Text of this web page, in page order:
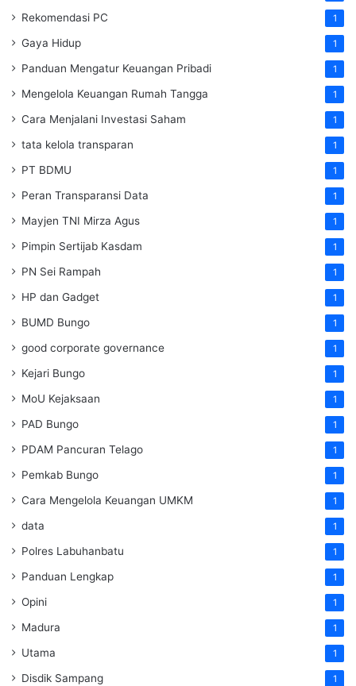
Rekomendasi PC 1
Gaya Hidup 1
Panduan Mengatur Keuangan Pribadi 1
Mengelola Keuangan Rumah Tangga 1
Cara Menjalani Investasi Saham 1
tata kelola transparan 1
PT BDMU 1
Peran Transparansi Data 1
Mayjen TNI Mirza Agus 1
Pimpin Sertijab Kasdam 1
PN Sei Rampah 1
HP dan Gadget 1
BUMD Bungo 1
good corporate governance 1
Kejari Bungo 1
MoU Kejaksaan 1
PAD Bungo 1
PDAM Pancuran Telago 1
Pemkab Bungo 1
Cara Mengelola Keuangan UMKM 1
data 1
Polres Labuhanbatu 1
Panduan Lengkap 1
Opini 1
Madura 1
Utama 1
Disdik Sampang 1